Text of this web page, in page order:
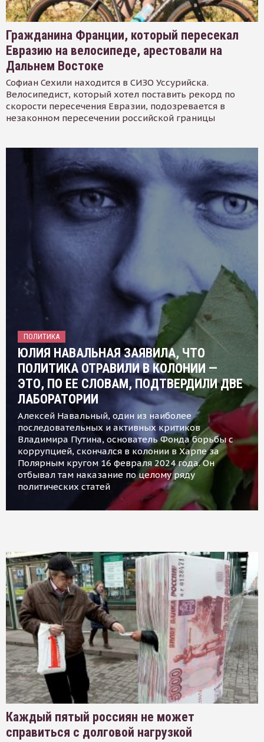
Гражданина Франции, который пересекал
Евразию на велосипеде, арестовали на
Дальнем Востоке
Софиан Сехили находится в СИЗО Уссурийска.
Велосипедист, который хотел поставить рекорд по
скорости пересечения Евразии, подозревается в
незаконном пересечении российской границы
ПОЛИТИКА
ЮЛИЯ НАВАЛЬНАЯ ЗАЯВИЛА, ЧТО
ПОЛИТИКА ОТРАВИЛИ В КОЛОНИИ —
ЭТО, ПО ЕЕ СЛОВАМ, ПОДТВЕРДИЛИ ДВЕ
ЛАБОРАТОРИИ
Алексей Навальный, один из наиболее
последовательных и активных критиков
Владимира Путина, основатель Фонда борьбы с
коррупцией, скончался в колонии в Харпе за
Полярным кругом 16 февраля 2024 года. Он
отбывал там наказание по целому ряду
политических статей
Каждый пятый россиян не может
справиться с долговой нагрузкой